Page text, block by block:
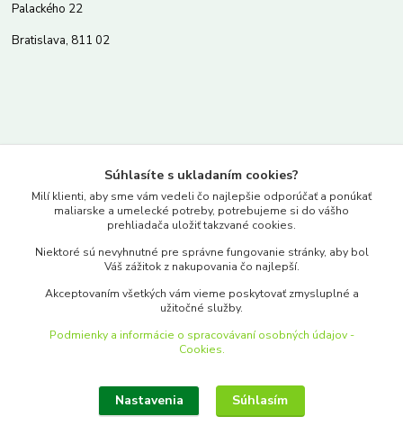
Palackého 22
Bratislava, 811 02
www.merkantil.sk
Pondelok-Piatok: 9.00-17.00hod.
objednavky@merkantil-obchod.sk
Upraviť zber cookies.
Súhlasíte s ukladaním cookies?
Milí klienti, aby sme vám vedeli čo najlepšie odporúčať a ponúkať
maliarske a umelecké potreby, potrebujeme si do vášho
prehliadača uložiť takzvané cookies.
Niektoré sú nevyhnutné pre správne fungovanie stránky, aby bol
Váš zážitok z nakupovania čo najlepší.
Akceptovaním všetkých vám vieme poskytovať zmysluplné a
užitočné služby.
Podmienky a informácie o spracovávaní osobných údajov -
Cookies.
Nastavenia Súhlasím